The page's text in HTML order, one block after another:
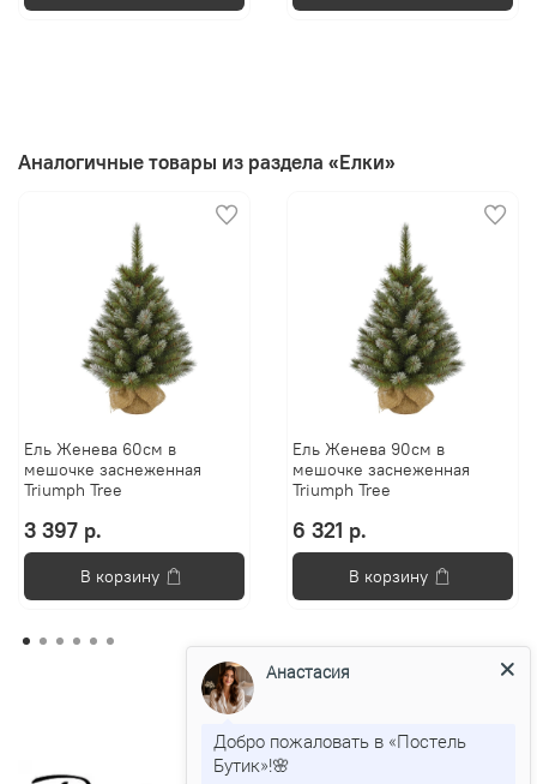
Аналогичные товары из раздела «Елки»
Ель Женева 60см в
мешочке заснеженная
Triumph Tree
3 397 р.
В корзину
Ель Женева 90см в
мешочке заснеженная
Triumph Tree
6 321 р.
В корзину
Анастасия
Добро пожаловать в «Постель
Бутик»!🌸